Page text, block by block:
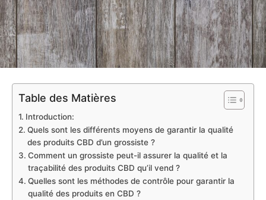
Table des Matières
Introduction:
Quels sont les différents moyens de garantir la qualité
des produits CBD d’un grossiste ?
Comment un grossiste peut-il assurer la qualité et la
traçabilité des produits CBD qu’il vend ?
Quelles sont les méthodes de contrôle pour garantir la
qualité des produits en CBD ?